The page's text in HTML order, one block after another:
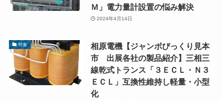
Ｍ」電力量計設置の悩み解決
2024年4月14日
特集
相原電機【ジャンボびっくり見本
市 出展各社の製品紹介】三相三
線乾式トランス「３ＥＣＬ・Ｎ３
ＥＣＬ」互換性維持し軽量・小型
化